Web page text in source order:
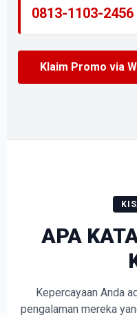
0813-1103-2456
Klaim Promo via
APA
Kepercayaan Anda
pengalaman mereka